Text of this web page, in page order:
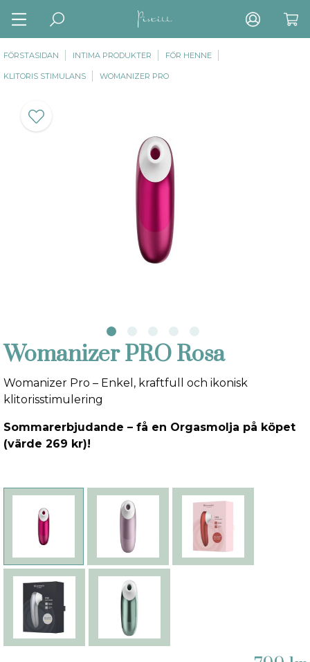
FÖRSTASIDAN INTIMA PRODUKTER FÖR HENNE
KLITORIS STIMULANS WOMANIZER PRO
Womanizer PRO Rosa
Womanizer Pro – Enkel, kraftfull och ikonisk
klitorisstimulering
Sommarerbjudande – få en Orgasmolja på köpet
(värde 269 kr)!